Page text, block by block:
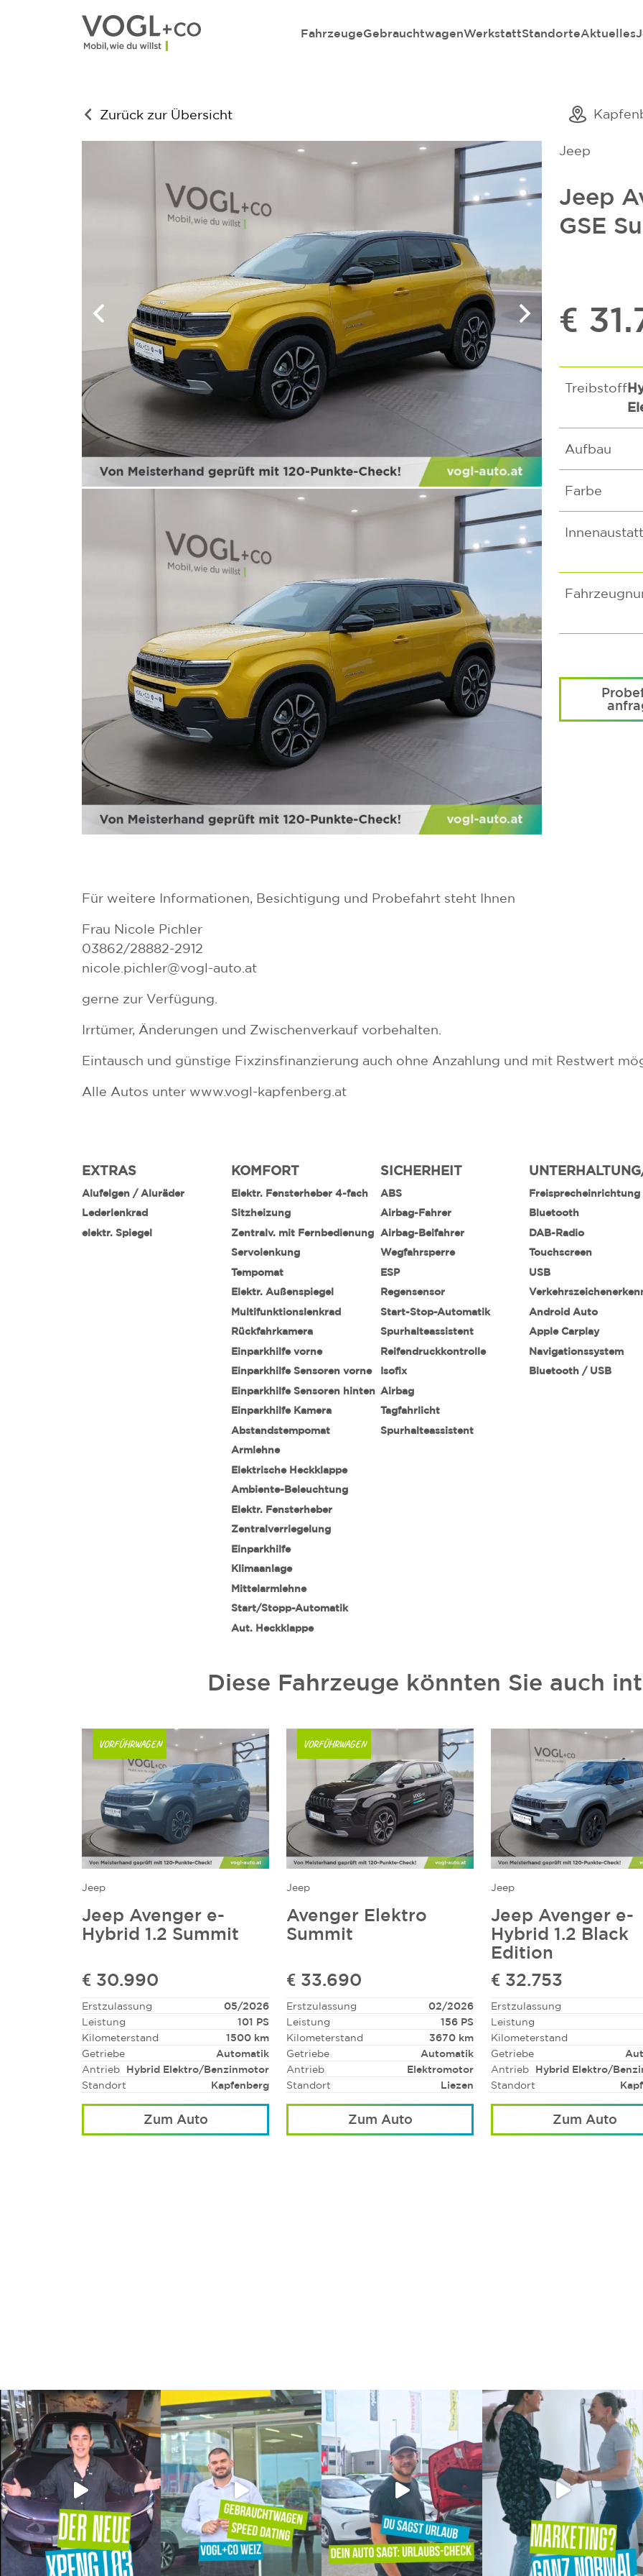
FahrzeugeGebrauchtwagenWerkstattStandorteAktuelles
Zurück zur Übersicht
Jeep
Jeep
GSE
€
Treibstoff
Aufbau
Farbe
Für weitere Informationen, Besichtigung und Probefahrt steht Ihnen
Frau Nicole Pichler
03862/28882-2912
nicole.pichler@vogl-auto.at
gerne zur Verfügung.
Irrtümer, Änderungen und Zwischenverkauf vorbehalten.
Eintausch und günstige Fixzinsfinanzierung auch ohne Anzahlung und mit Restwert
Alle Autos unter www.vogl-kapfenberg.at
EXTRAS
Alufelgen / Aluräder
Lederlenkrad
elektr. Spiegel
KOMFORT
Elektr. Fensterheber 4-fach
Sitzheizung
Zentralv. mit Fernbedienung
Servolenkung
Tempomat
Elektr. Außenspiegel
Multifunktionslenkrad
Rückfahrkamera
Einparkhilfe vorne
Einparkhilfe Sensoren vorne
Einparkhilfe Sensoren hinten
Einparkhilfe Kamera
Abstandstempomat
Armlehne
Elektrische Heckklappe
Ambiente-Beleuchtung
Elektr. Fensterheber
Zentralverriegelung
Einparkhilfe
Klimaanlage
Mittelarmlehne
Start/Stopp-Automatik
Aut. Heckklappe
SICHERHEIT
ABS
Airbag-Fahrer
Airbag-Beifahrer
Wegfahrsperre
ESP
Regensensor
Start-Stop-Automatik
Spurhalteassistent
Reifendruckkontrolle
Isofix
Airbag
Tagfahrlicht
Spurhalteassistent
Freisprecheinrichtung
Bluetooth
DAB-Radio
Touchscreen
USB
Android Auto
Apple Carplay
Navigationssystem
Bluetooth / USB
Diese Fahrzeuge könnten Sie auch
VORFÜHRWAGEN
Jeep
Jeep Avenger e-
Hybrid 1.2 Summit
€ 30.990
Erstzulassung
05/2026
Leistung
101 PS
Kilometerstand
1500 km
Getriebe
Automatik
Antrieb
Hybrid Elektro/Benzinmotor
Standort
Kapfenberg
Zum Auto
VORFÜHRWAGEN
Jeep
Avenger Elektro
Summit
€ 33.690
Erstzulassung
02/2026
Leistung
156 PS
Kilometerstand
3670 km
Getriebe
Automatik
Antrieb
Elektromotor
Standort
Liezen
Zum Auto
Jeep
Jeep Avenger e-
Hybrid 1.2 Black
Edition
€ 32.753
Erstzulassung
Leistung
Kilometerstand
Getriebe
Antrieb
Hybrid Elektro/
Standort
Zum Auto